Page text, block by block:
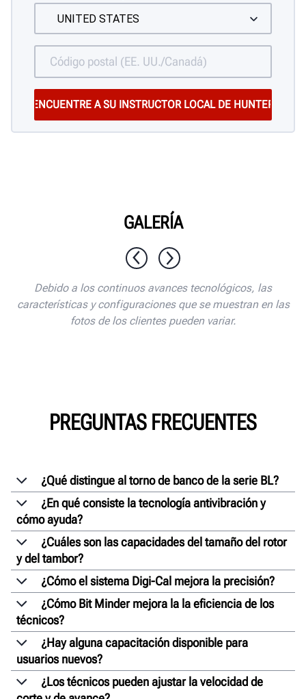
GALERÍA
Debido a los continuos avances tecnológicos, las
características y configuraciones que se muestran en las
fotos de los clientes pueden variar.
PREGUNTAS FRECUENTES
¿Qué distingue al torno de banco de la serie BL?
¿En qué consiste la tecnología antivibración y
cómo ayuda?
¿Cuáles son las capacidades del tamaño del rotor
y del tambor?
¿Cómo el sistema Digi-Cal mejora la precisión?
¿Cómo Bit Minder mejora la la eficiencia de los
técnicos?
¿Hay alguna capacitación disponible para
usuarios nuevos?
¿Los técnicos pueden ajustar la velocidad de